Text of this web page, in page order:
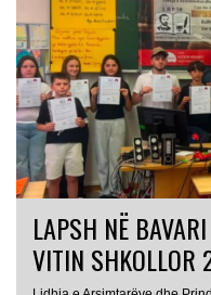
LAPSH NË
VITIN